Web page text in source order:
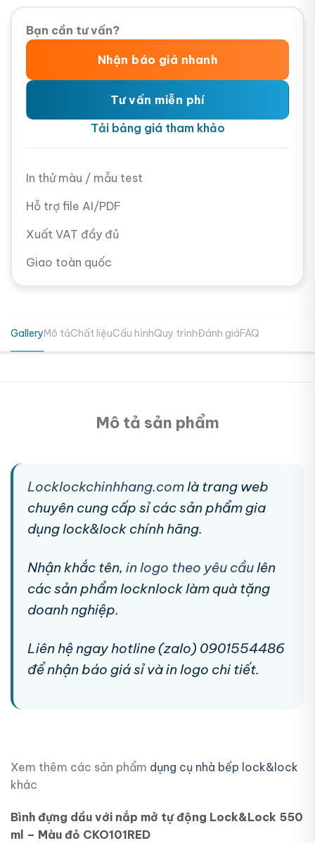
Bạn cần tư vấn?
Nhận báo giá nhanh
Tư vấn miễn phí
Tải bảng giá tham khảo
In thử màu / mẫu test
Hỗ trợ file AI/PDF
Xuất VAT đầy đủ
Giao toàn quốc
GalleryMô tảChất liệuCấu hìnhQuy trìnhĐánh giáFAQ
Mô tả sản phẩm
Locklockchinhhang.com là trang web
chuyên cung cấp sỉ các sản phẩm gia
dụng lock&lock chính hãng.
Nhận khắc tên, in logo theo yêu cầu lên
các sản phẩm locknlock làm quà tặng
doanh nghiệp.
Liên hệ ngay hotline (zalo) 0901554486
để nhận báo giá sỉ và in logo chi tiết.
Xem thêm các sản phẩm dụng cụ nhà bếp lock&lock
khác
Bình đựng dầu với nắp mở tự động Lock&Lock 550
ml – Màu đỏ CKO101RED